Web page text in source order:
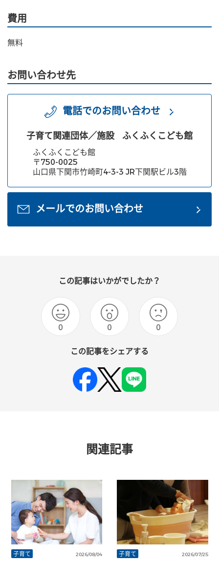
費用
無料
お問い合わせ先
電話でのお問い合わせ
子育て関連団体／施設 ふくふくこども館
ふくふくこども館
〒750-0025
山口県下関市竹崎町4-3-3 JR下関駅ビル3階
メールでのお問い合わせ
この記事はいかがでしたか？
0 0 0
この記事をシェアする
関連記事
子育て 2026/08/04 子育て 2026/07/25